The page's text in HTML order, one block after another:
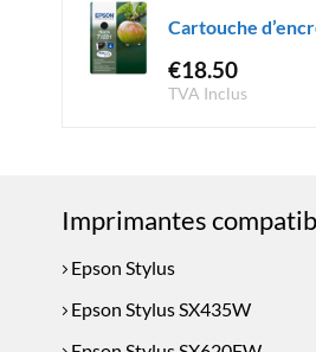
Cartouche
€18.50
TVA Inclus
Imprimantes
Epson Stylus
Epson Stylus SX435W